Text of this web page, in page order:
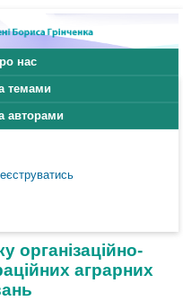
нас
темами
авторами
організаційно-
аграрних